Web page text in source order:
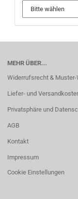
MEHR ÜBER...
Widerrufsrecht &
Liefer- und
Privatsphäre und
AGB
Kontakt
Impressum
Cookie Einstellungen